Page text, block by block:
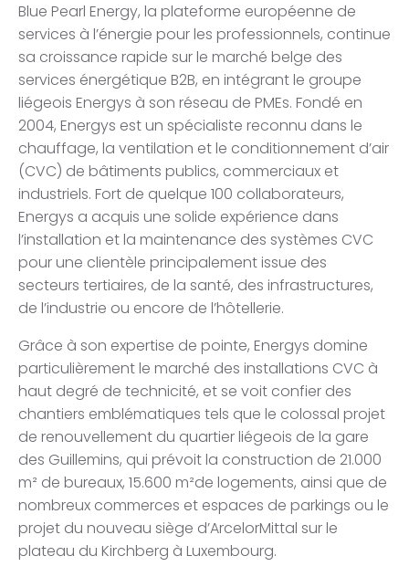
Blue Pearl Energy, la plateforme européenne de
services à l’énergie pour les professionnels, continue
sa croissance rapide sur le marché belge des
services énergétique B2B, en intégrant le groupe
liégeois Energys à son réseau de PMEs. Fondé en
2004, Energys est un spécialiste reconnu dans le
chauffage, la ventilation et le conditionnement d’air
(CVC) de bâtiments publics, commerciaux et
industriels. Fort de quelque 100 collaborateurs,
Energys a acquis une solide expérience dans
l’installation et la maintenance des systèmes CVC
pour une clientèle principalement issue des
secteurs tertiaires, de la santé, des infrastructures,
de l’industrie ou encore de l’hôtellerie.
Grâce à son expertise de pointe, Energys domine
particulièrement le marché des installations CVC à
haut degré de technicité, et se voit confier des
chantiers emblématiques tels que le colossal projet
de renouvellement du quartier liégeois de la gare
des Guillemins, qui prévoit la construction de 21.000
m² de bureaux, 15.600 m²de logements, ainsi que de
nombreux commerces et espaces de parkings ou le
projet du nouveau siège d’ArcelorMittal sur le
plateau du Kirchberg à Luxembourg.